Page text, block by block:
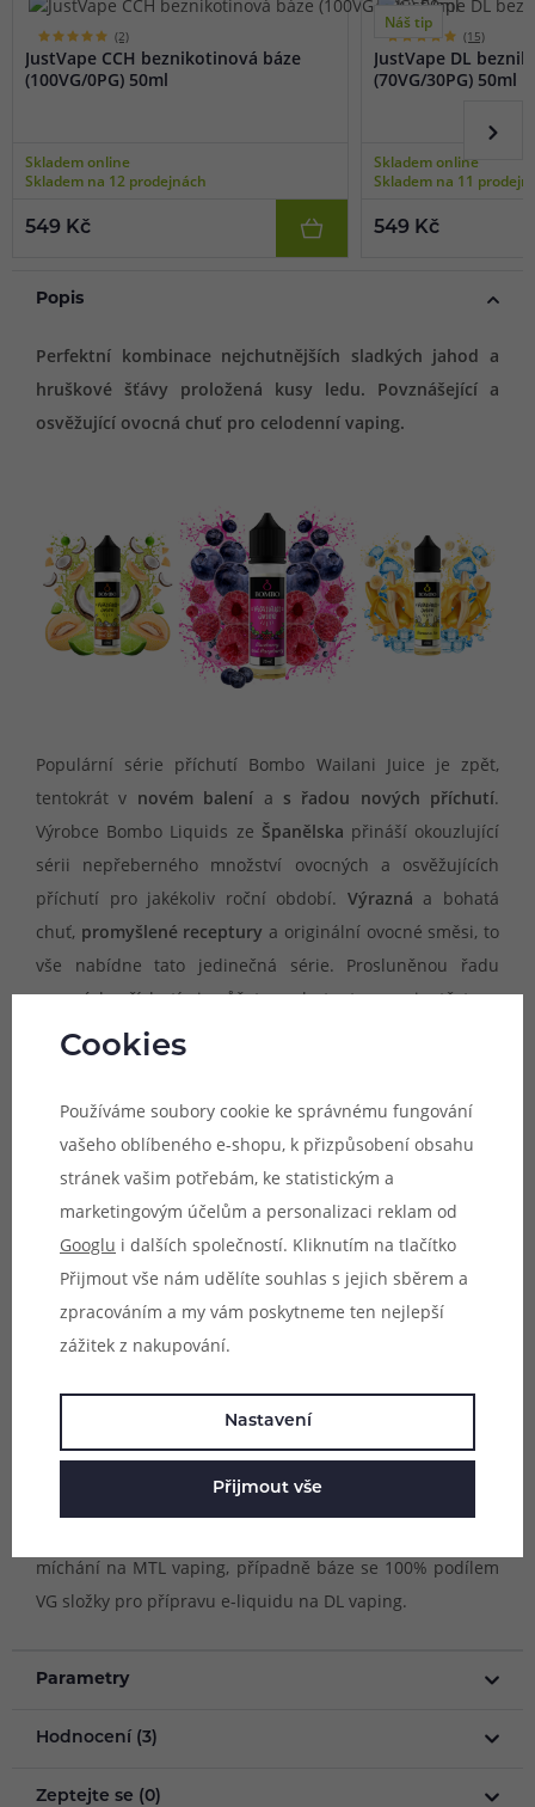
(2)
JustVape CCH beznikotinová báze
(100VG/0PG) 50ml
Skladem online
Skladem na 12 prodejnách
549 Kč
Náš tip
(15)
JustVape DL
(70VG/30PG) 50ml
Skladem online
Skladem na 11
549 Kč
Popis
Perfektní kombinace nejchutnějších sladkých jahod a
hruškové šťávy proložená kusy ledu. Povznášející a
osvěžující ovocná chuť pro celodenní vaping.
Populární série příchutí Bombo Wailani Juice je zpět,
tentokrát v novém balení a s řadou nových příchutí.
Výrobce Bombo Liquids ze Španělska přináší okouzlující
sérii nepřeberného množství ovocných a osvěžujících
příchutí pro jakékoliv roční období. Výrazná a bohatá
chuť, promyšlené receptury a originální ovocné směsi, to
vše nabídne tato jedinečná série. Prosluněnou řadu
ovocných příchutí si můžete vychutnat ve variantě typu
shake & vape, do velké lahvičky s příchutí tak stačí pouze
Nové balení
příchutí Bombo Wailani Juice tvoří originální
Chubby Gorilla lahvička
s objemem 60 ml
, ve které se
nachází 15 ml příchutě . Pro výrobu příchutí Bombo jsou
používány ty nejvybranější a
nejkvalitnější suroviny
příchutě prochází všemi nutnými kontrolami pro uvedení
na světový trh.
Postup přípravy e-liquidu Bombo Wailani Juice:Do 60 ml
protřepejte. Poté můžete ihned vapovat díky systému
shake & vape. Doporučujeme především báze s vyšším
míchání na MTL vaping, případně báze se 100% podílem
VG složky pro přípravu e-liquidu na DL vaping.
Parametry
Hodnocení (3)
Zeptejte se (0)
Cookies
Používáme soubory cookie ke správnému fungování
vašeho oblíbeného e-shopu, k přizpůsobení obsahu
stránek vašim potřebám, ke statistickým a
marketingovým účelům a personalizaci reklam od
Googlu i dalších společností. Kliknutím na tlačítko
Přijmout vše nám udělíte souhlas s jejich sběrem a
zpracováním a my vám poskytneme ten nejlepší
zážitek z nakupování.
Nastavení
Přijmout vše